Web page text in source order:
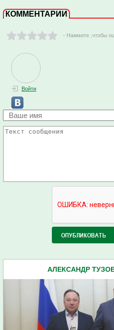
КОММЕНТАРИИ
- Нажмите ,чтобы
Войти
АЛЕКСАНДР